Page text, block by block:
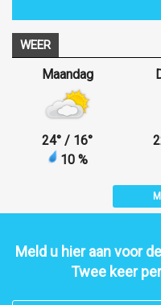
WEER
Maandag
24° / 16°
10 %
Meld u hier aan voor
Twee keer